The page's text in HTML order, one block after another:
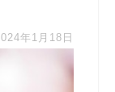
年1月18日